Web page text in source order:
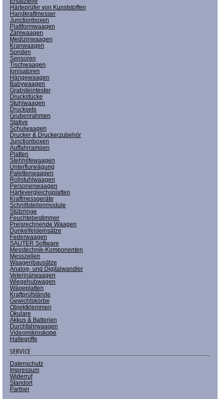
Härteprüfer von Kunststoffen
Handkraftmesser
Junctionboxen
Plattformwaagen
Zählwaagen
Medizinwaagen
Kranwaagen
Sonden
Sensoren
Tischwaagen
Ionisatoren
Hängewaagen
Babywaagen
Grabsteintester
Druckstücke
Stuhlwaagen
Drucksets
Grubenrahmen
Stative
Schulwaagen
Drucker & Druckerzubehör
Junctionboxen
Auffahrrampen
Platten
Stehhilfewaagen
Unterflurwägung
Palettenwaagen
Rollstuhlwaagen
Personenwaagen
Härtevergleichsplatten
Kraftmessgeräte
Schnittstellenmodule
Stützringe
Feuchtebestimmer
Preisrechnende Waagen
Dunkelfeldeinsätze
Federwaagen
SAUTER Software
Messtechnik-Komponenten
Messzellen
Waagenbausätze
Analog- und Digitalwandler
Veterinärwaagen
Wiegehubwagen
Wägeplatten
Kraftprüfstände
Gewichtskörbe
Objektklemmen
Okulare
Akkus & Batterien
Durchfahrwaagen
Videomikroskope
Haltegriffe
SERVICE
Datenschutz
Impressum
Widerruf
Standort
Partner